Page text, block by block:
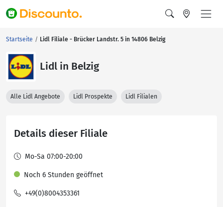
Startseite Lidl Filiale - Brücker Landstr. 5 in 14806 Belzig
Lidl in Belzig
Alle Lidl Angebote Lidl Prospekte Lidl Filialen
Details dieser Filiale
Mo-Sa 07:00-20:00
Noch 6 Stunden geöffnet
+49(0)8004353361